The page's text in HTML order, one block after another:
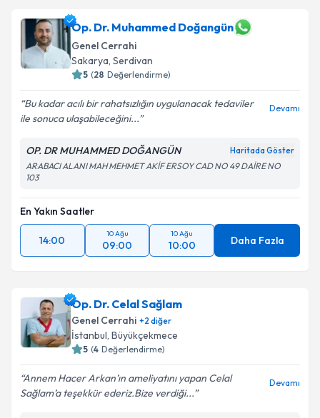
Op. Dr. Muhammed Doğangün
Genel Cerrahi
Sakarya, Serdivan
5 (28 Değerlendirme)
Bu kadar acılı bir rahatsızlığın uygulanacak tedaviler
ile sonuca ulaşabileceğini...
Devamı
OP. DR MUHAMMED DOĞANGÜN Haritada Göster
ARABACI ALANI MAH MEHMET AKİF ERSOY CAD NO 49 DAİRE NO
103
En Yakın Saatler
14:00
10 Ağu
09:00
10 Ağu
10:00 Daha Fazla
Op. Dr. Celal Sağlam
Genel Cerrahi +2 diğer
İstanbul, Büyükçekmece
5 (4 Değerlendirme)
Annem Hacer Arkan’ın ameliyatını yapan Celal
Sağlam’a teşekkür ederiz.Bize verdiği...
Devamı